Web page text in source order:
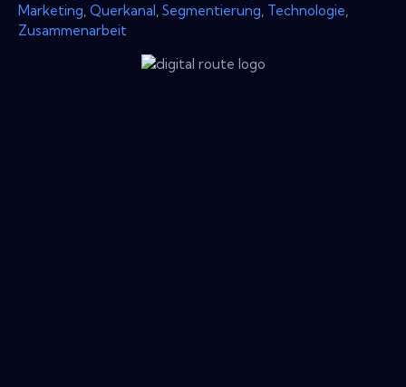
Marketing Querkanal Segmentierung Technologie
Zusammenarbeit